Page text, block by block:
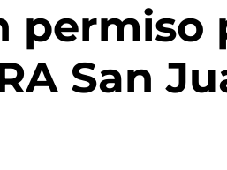
permiso
San